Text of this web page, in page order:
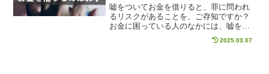
嘘をついてお金を借りると、罪に問われ
るリスクがあることを、ご存知ですか？
お金に困っている人のなかには、嘘をつ
いて人から融資を受けようと画策してい
る人も多いはずです。しかし、気をつけ
2025.03.07